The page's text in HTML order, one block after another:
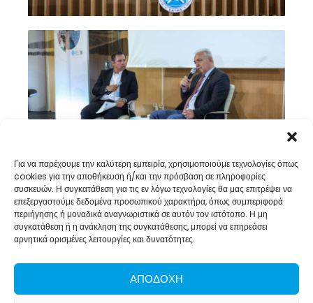
Για να παρέχουμε την καλύτερη εμπειρία, χρησιμοποιούμε τεχνολογίες όπως
cookies για την αποθήκευση ή/και την πρόσβαση σε πληροφορίες
συσκευών. Η συγκατάθεση για τις εν λόγω τεχνολογίες θα μας επιτρέψει να
επεξεργαστούμε δεδομένα προσωπικού χαρακτήρα, όπως συμπεριφορά
περιήγησης ή μοναδικά αναγνωριστικά σε αυτόν τον ιστότοπο. Η μη
συγκατάθεση ή η ανάκληση της συγκατάθεσης, μπορεί να επηρεάσει
αρνητικά ορισμένες λειτουργίες και δυνατότητες.
ΑΠΟΔΟΧΉ